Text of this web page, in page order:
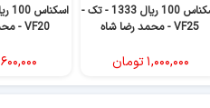
اسکناس 100 ریال 1333 - تک -
VF25 - محمد رضا شاه
۱,۰۰۰,۰۰۰تومان
VF20 - محمد رضا شاه
۶۰۰,۰۰۰